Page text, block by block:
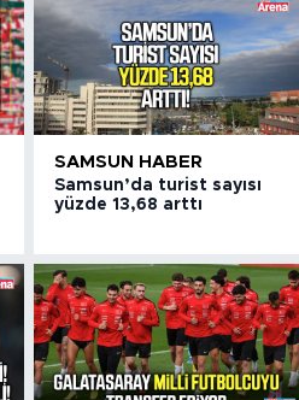
SAMSUN HABER
Samsun’da turist sayısı
yüzde 13,68 arttı